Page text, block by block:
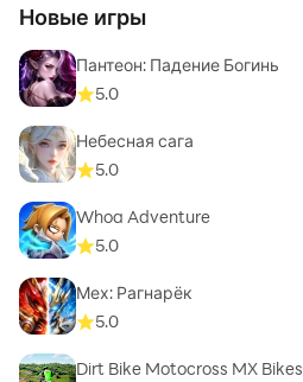
Новые игры
Пантеон: Падение Богинь
5.0
Небесная сага
5.0
Whoa Adventure
5.0
Мех: Рагнарёк
5.0
Dirt Bike Motocross MX Bikes